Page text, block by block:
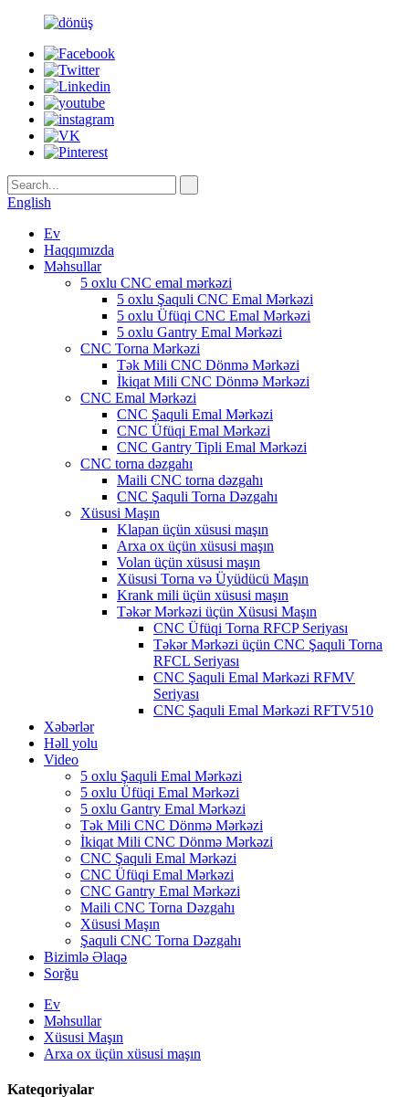
English
Ev
Haqqımızda
Məhsullar
5 oxlu CNC emal mərkəzi
5 oxlu Şaquli CNC Emal Mərkəzi
5 oxlu Üfüqi CNC Emal Mərkəzi
5 oxlu Gantry Emal Mərkəzi
CNC Torna Mərkəzi
Tək Mili CNC Dönmə Mərkəzi
İkiqat Mili CNC Dönmə Mərkəzi
CNC Emal Mərkəzi
CNC Şaquli Emal Mərkəzi
CNC Üfüqi Emal Mərkəzi
CNC Gantry Tipli Emal Mərkəzi
CNC torna dəzgahı
Maili CNC torna dəzgahı
CNC Şaquli Torna Dəzgahı
Xüsusi Maşın
Klapan üçün xüsusi maşın
Arxa ox üçün xüsusi maşın
Volan üçün xüsusi maşın
Xüsusi Torna və Üyüdücü Maşın
Krank mili üçün xüsusi maşın
Təkər Mərkəzi üçün Xüsusi Maşın
CNC Üfüqi Torna RFCP Seriyası
Təkər Mərkəzi üçün CNC Şaquli Torna
RFCL Seriyası
CNC Şaquli Emal Mərkəzi RFMV
Seriyası
CNC Şaquli Emal Mərkəzi RFTV510
Xəbərlər
Həll yolu
Video
5 oxlu Şaquli Emal Mərkəzi
5 oxlu Üfüqi Emal Mərkəzi
5 oxlu Gantry Emal Mərkəzi
Tək Mili CNC Dönmə Mərkəzi
İkiqat Mili CNC Dönmə Mərkəzi
CNC Şaquli Emal Mərkəzi
CNC Üfüqi Emal Mərkəzi
CNC Gantry Emal Mərkəzi
Maili CNC Torna Dəzgahı
Xüsusi Maşın
Şaquli CNC Torna Dəzgahı
Bizimlə Əlaqə
Sorğu
Ev
Məhsullar
Xüsusi Maşın
Arxa ox üçün xüsusi maşın
Kateqoriyalar